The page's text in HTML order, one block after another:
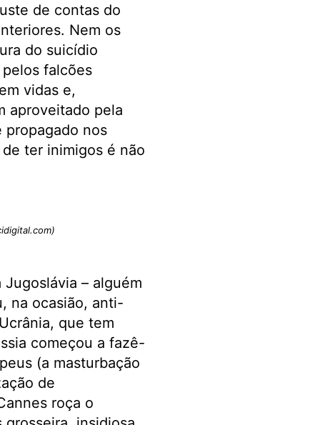
de contas do
Nem os
do suicídio
falcões
vidas e,
aproveitado pela
propagado nos
ter inimigos é não
– alguém
na ocasião, anti-
que tem
começou a fazê-
(a masturbação
de
roça o